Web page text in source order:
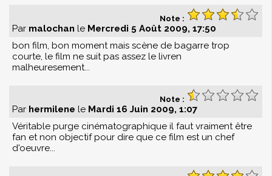
Note :
Par malochan le Mercredi 5 Août 2009, 17:50
bon film, bon moment mais scène de bagarre trop
courte, le film ne suit pas assez le livren
malheuresement...
Note :
Par hermilene le Mardi 16 Juin 2009, 1:07
Véritable purge cinématographique il faut vraiment être
fan et non objectif pour dire que ce film est un chef
d'oeuvre...